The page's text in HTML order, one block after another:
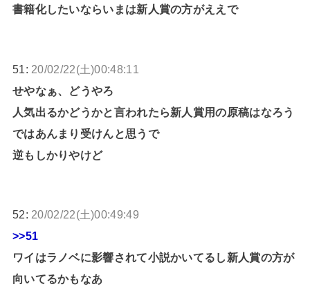
書籍化したいならいまは新人賞の方がええで
51: 20/02/22(土)00:48:11
せやなぁ、どうやろ
人気出るかどうかと言われたら新人賞用の原稿はなろう
ではあんまり受けんと思うで
逆もしかりやけど
52: 20/02/22(土)00:49:49
>>51
ワイはラノベに影響されて小説かいてるし新人賞の方が
向いてるかもなあ